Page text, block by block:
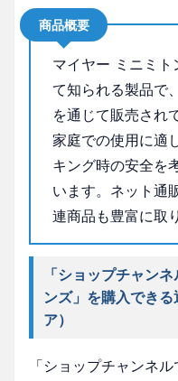
商品概要
マイヤー ミニミト
て知られる製品で
を通じて販売され
家庭での使用に適
キング時の安全を
います。ネット通
連商品も豊富に取
「ショップチャン
ンズ」を購入でき
ア）
「ショップチャンネ